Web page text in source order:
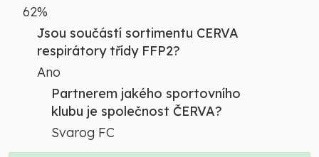
62%
Jsou součástí sortimentu CERVA
respirátory třídy FFP2?
Ano
Partnerem jakého sportovního
klubu je společnost ČERVA?
Svarog FC